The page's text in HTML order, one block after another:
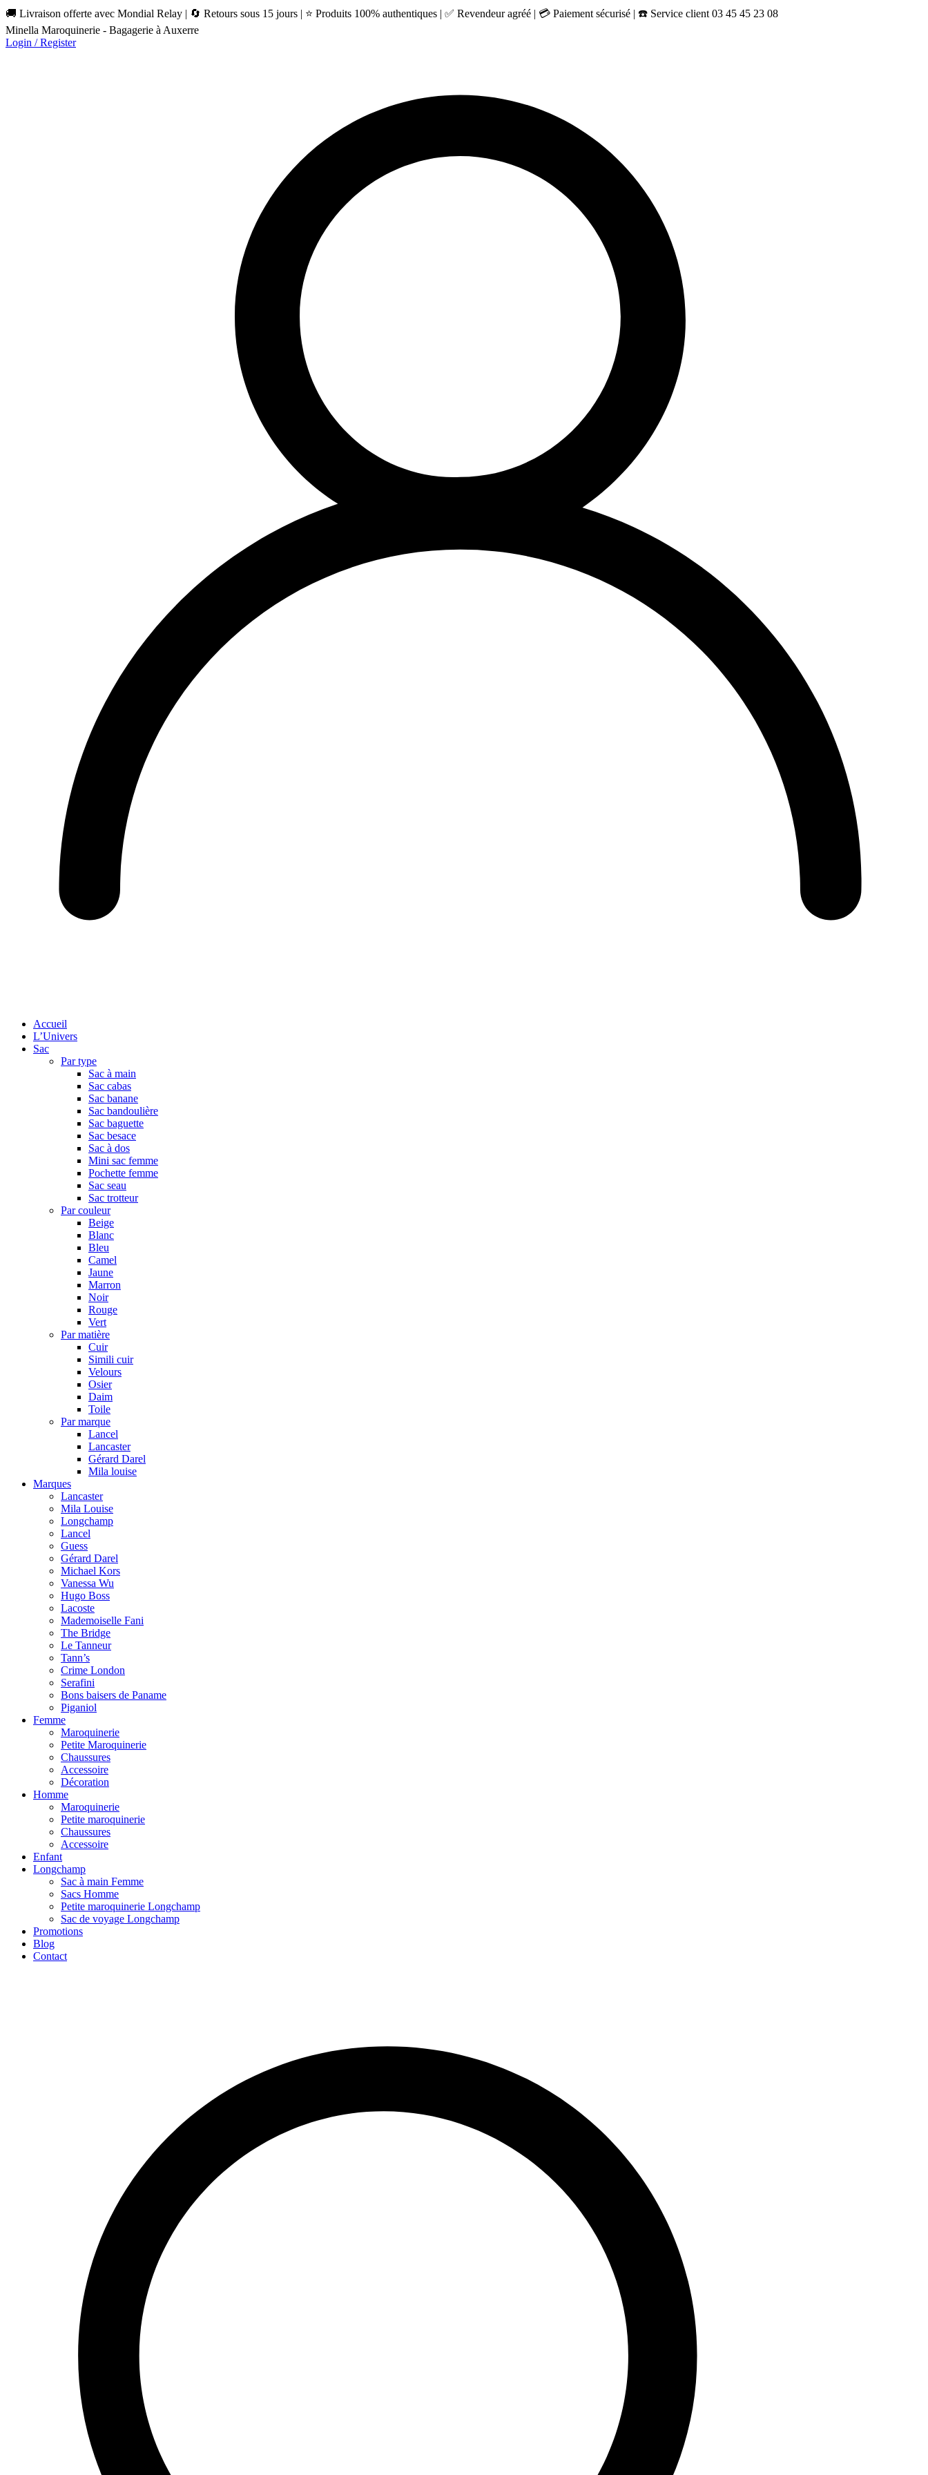
🚚 Livraison offerte avec Mondial Relay | 🔄 Retours sous 15 jours | ⭐ Produits 100% authentiques | ✅ Revendeur agréé | 💳 Paiement sécurisé | ☎️ Service client 03 45 45 23 08
Minella Maroquinerie - Bagagerie à Auxerre
Login / Register
Accueil
L’Univers
Sac
Par type
Sac à main
Sac cabas
Sac banane
Sac bandoulière
Sac baguette
Sac besace
Sac à dos
Mini sac femme
Pochette femme
Sac seau
Sac trotteur
Par couleur
Beige
Blanc
Bleu
Camel
Jaune
Marron
Noir
Rouge
Vert
Par matière
Cuir
Simili cuir
Velours
Osier
Daim
Toile
Par marque
Lancel
Lancaster
Gérard Darel
Mila louise
Marques
Lancaster
Mila Louise
Longchamp
Lancel
Guess
Gérard Darel
Michael Kors
Vanessa Wu
Hugo Boss
Lacoste
Mademoiselle Fani
The Bridge
Le Tanneur
Tann’s
Crime London
Serafini
Bons baisers de Paname
Piganiol
Femme
Maroquinerie
Petite Maroquinerie
Chaussures
Accessoire
Décoration
Homme
Maroquinerie
Petite maroquinerie
Chaussures
Accessoire
Enfant
Longchamp
Sac à main Femme
Sacs Homme
Petite maroquinerie Longchamp
Sac de voyage Longchamp
Promotions
Blog
Contact